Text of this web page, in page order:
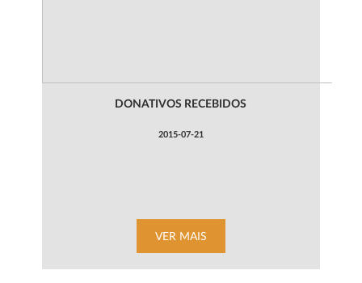
DONATIVOS RECEBIDOS
2015-07-21
VER MAIS